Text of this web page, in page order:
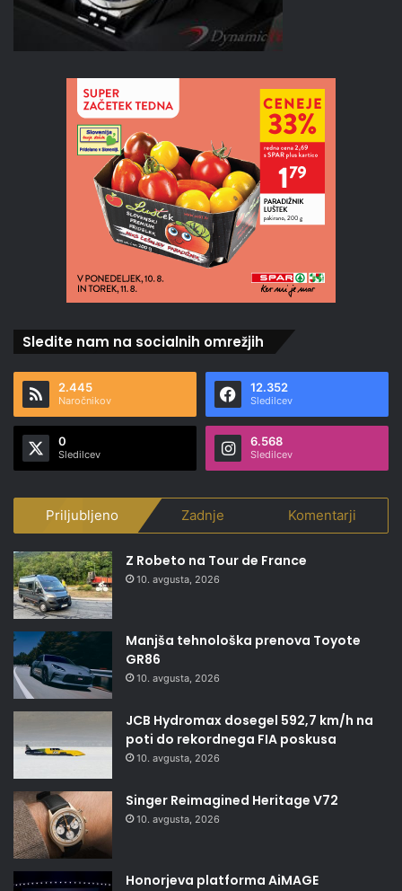
Sledite nam na socialnih omrežjih
2.445
Naročnikov
12.352
Sledilcev
0
Sledilcev
6.568
Sledilcev
Priljubljeno Zadnje Komentarji
Z Robeto na Tour de France
10. avgusta, 2026
Manjša tehnološka prenova Toyote
GR86
10. avgusta, 2026
JCB Hydromax dosegel 592,7 km/h na
poti do rekordnega FIA poskusa
10. avgusta, 2026
Singer Reimagined Heritage V72
10. avgusta, 2026
Honorjeva platforma AiMAGE